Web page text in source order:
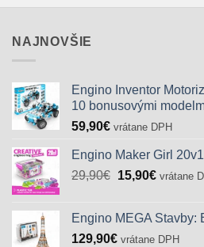
NAJNOVŠIE
Engino Inventor
10 bonusovými
59,90€ vrátane DPH
Engino Maker Girl 20v1
29,90€ Pôvodná
29,90€.
15,90€
15,90€.
vrátane
Engino MEGA Stavby:
129,90€ vrátane DPH